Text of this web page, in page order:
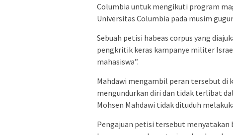
Columbia untuk mengikuti program
Universitas Columbia pada musim
Sebuah petisi habeas corpus yang
pengkritik keras kampanye militer
mahasiswa”.
Mahdawi mengambil peran tersebut di
mengundurkan diri dan tidak terlibat
Mohsen Mahdawi tidak dituduh
Pengajuan petisi tersebut menyatakan